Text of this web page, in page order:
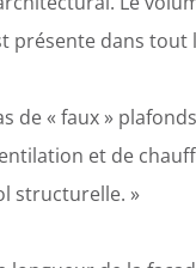
présente dans tout
de « faux »
et de
structurelle. »